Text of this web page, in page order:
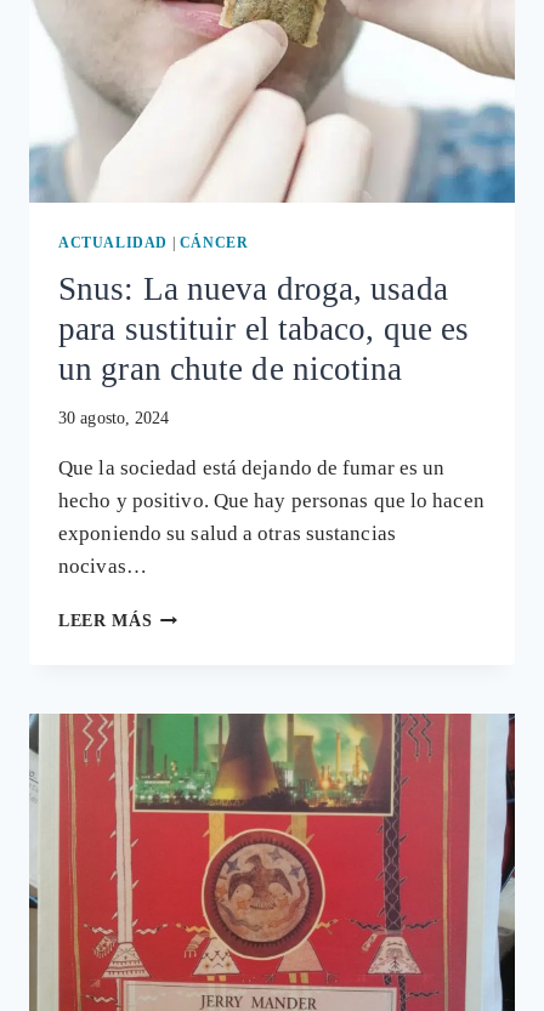
ACTUALIDAD | CÁNCER
Snus: La nueva droga, usada
para sustituir el tabaco, que es
un gran chute de nicotina
30 agosto, 2024
Que la sociedad está dejando de fumar es un
hecho y positivo. Que hay personas que lo hacen
exponiendo su salud a otras sustancias
nocivas…
LEER MÁS SNUS:
USADA
PARA
SUSTITUIR
EL
TABACO,
GRAN
CHUTE
DE
NICOTINA